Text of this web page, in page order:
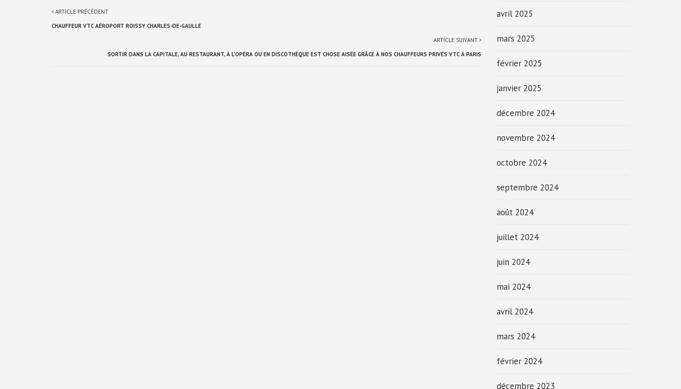
ARTICLE PRÉCÉDENT
CHAUFFEUR VTC AÉROPORT ROISSY CHARLES-DE-GAULLE
ARTICLE SUIVANT
SORTIR DANS LA CAPITALE, AU RESTAURANT, À L’OPÉRA OU EN DISCOTHÈQUE EST CHOSE AISÉE GRÂCE À NOS CHAUFFEURS PRIVÉS VTC À PARIS
avril 2025
mars 2025
février 2025
janvier 2025
décembre 2024
novembre 2024
octobre 2024
septembre 2024
août 2024
juillet 2024
juin 2024
mai 2024
avril 2024
mars 2024
février 2024
décembre 2023